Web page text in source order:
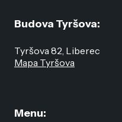
Menu:
Budova Tyršova:
Tyršova 82, Liberec
Mapa Tyršova